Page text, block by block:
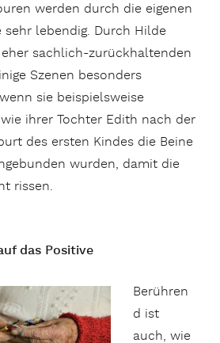
werden durch die eigenen
sehr lebendig. Durch Hilde
eher sachlich-zurückhaltenden
Szenen besonders
sie beispielsweise
ihrer Tochter Edith nach der
des ersten Kindes die Beine
wurden, damit die
rissen.
das Positive
Berühren
d ist
auch, wie